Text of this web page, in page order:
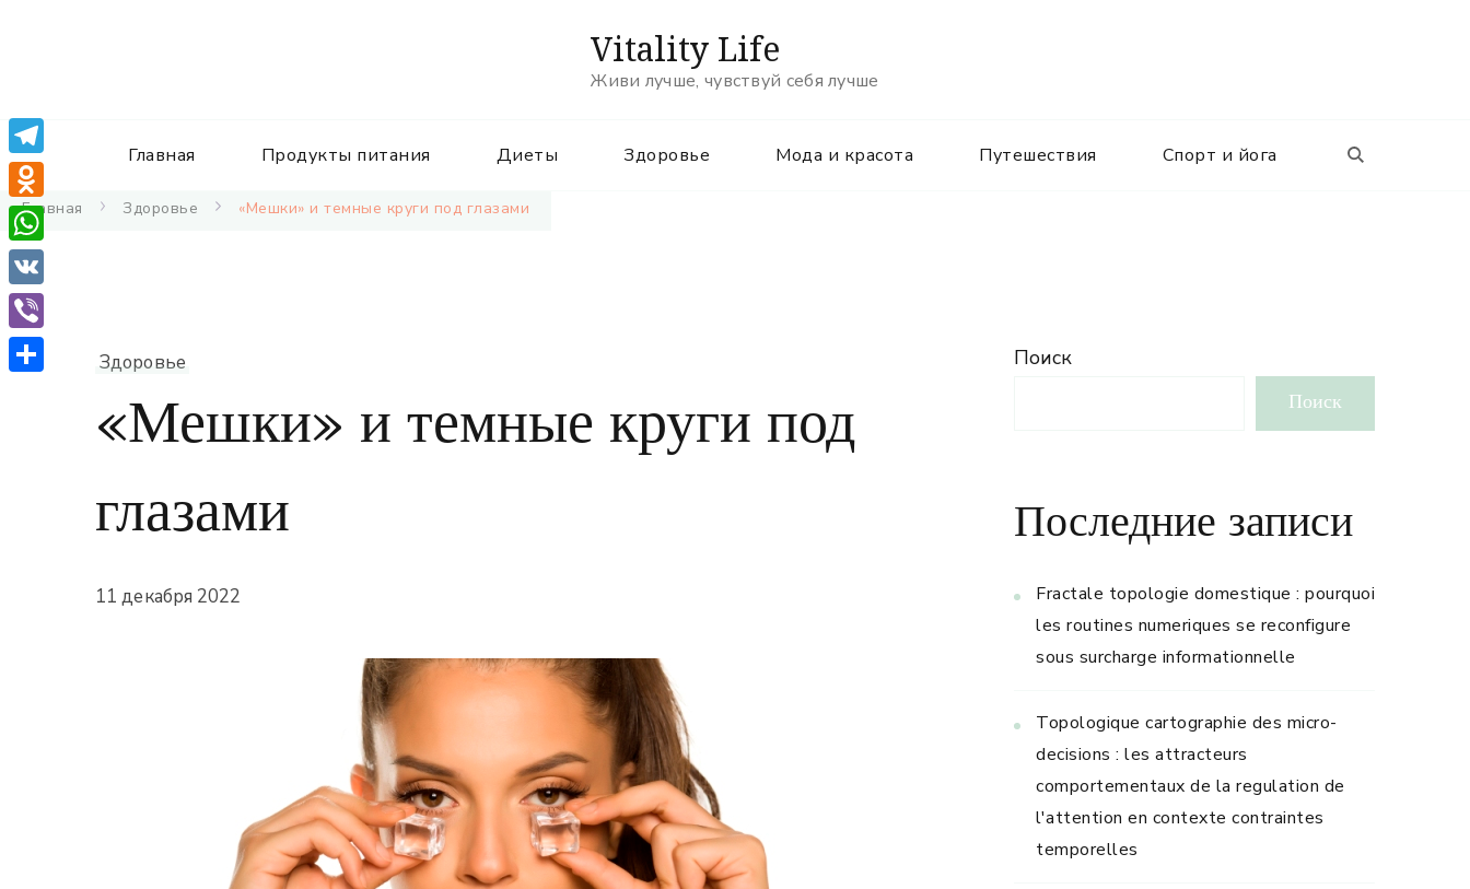
Vitality Life
Живи лучше, чувствуй себя лучше
Главная Продукты питания Диеты Здоровье Мода и красота Путешествия Спорт и йога
Главная Здоровье «Мешки» и темные круги под глазами
Здоровье
«Мешки» и темные круги под
глазами
11 декабря 2022
Поиск
Поиск
Последние записи
Fractale topologie domestique : pourquoi
les routines numeriques se reconfigure
sous surcharge informationnelle
Topologique cartographie des micro-
decisions : les attracteurs
comportementaux de la regulation de
l'attention en contexte contraintes
temporelles
Telegram
Odnoklassniki
WhatsApp
VK
Viber